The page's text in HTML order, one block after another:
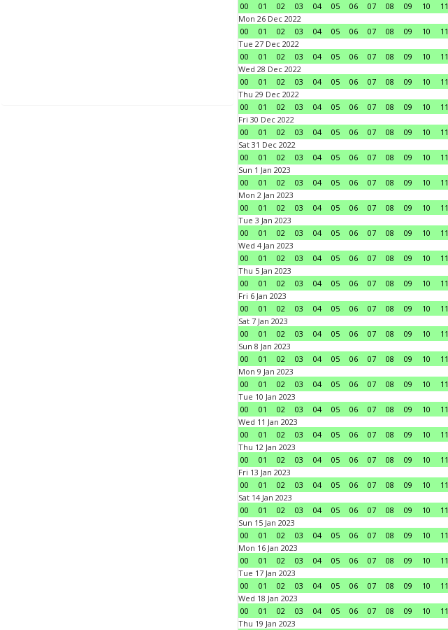
00
01 02 03 04 05 06 07 08 09 10 11
Mon 26 Dec 2022
00
01 02 03 04 05 06 07 08 09 10 11
Tue 27 Dec 2022
00
01 02 03 04 05 06 07 08 09 10 11
Wed 28 Dec 2022
00
01 02 03 04 05 06 07 08 09 10 11
Thu 29 Dec 2022
00
01 02 03 04 05 06 07 08 09 10 11
Fri 30 Dec 2022
00
01 02 03 04 05 06 07 08 09 10 11
Sat 31 Dec 2022
00
01 02 03 04 05 06 07 08 09 10 11
Sun 1 Jan 2023
00
01 02 03 04 05 06 07 08 09 10 11
Mon 2 Jan 2023
00
01 02 03 04 05 06 07 08 09 10 11
Tue 3 Jan 2023
00
01 02 03 04 05 06 07 08 09 10 11
Wed 4 Jan 2023
00
01 02 03 04 05 06 07 08 09 10 11
Thu 5 Jan 2023
00
01 02 03 04 05 06 07 08 09 10 11
Fri 6 Jan 2023
00
01 02 03 04 05 06 07 08 09 10 11
Sat 7 Jan 2023
00
01 02 03 04 05 06 07 08 09 10 11
Sun 8 Jan 2023
00
01 02 03 04 05 06 07 08 09 10 11
Mon 9 Jan 2023
00
01 02 03 04 05 06 07 08 09 10 11
Tue 10 Jan 2023
00
01 02 03 04 05 06 07 08 09 10 11
Wed 11 Jan 2023
00
01 02 03 04 05 06 07 08 09 10 11
Thu 12 Jan 2023
00
01 02 03 04 05 06 07 08 09 10 11
Fri 13 Jan 2023
00
01 02 03 04 05 06 07 08 09 10 11
Sat 14 Jan 2023
00
01 02 03 04 05 06 07 08 09 10 11
Sun 15 Jan 2023
00
01 02 03 04 05 06 07 08 09 10 11
Mon 16 Jan 2023
00
01 02 03 04 05 06 07 08 09 10 11
Tue 17 Jan 2023
00
01 02 03 04 05 06 07 08 09 10 11
Wed 18 Jan 2023
00
01 02 03 04 05 06 07 08 09 10 11
Thu 19 Jan 2023